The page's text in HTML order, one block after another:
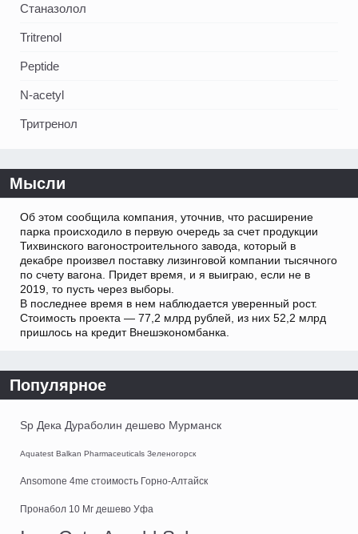
Станазолол
Tritrenol
Peptide
N-acetyl
Тритренол
Мысли
Об этом сообщила компания, уточнив, что расширение
парка происходило в первую очередь за счет продукции
Тихвинского вагоностроительного завода, который в
декабре произвел поставку лизинговой компании тысячного
по счету вагона. Придет время, и я выиграю, если не в
2019, то пусть через выборы.
В последнее время в нем наблюдается уверенный рост.
Стоимость проекта — 77,2 млрд рублей, из них 52,2 млрд
пришлось на кредит Внешэкономбанка.
Популярное
Sp Дека Дураболин дешево Мурманск
Aquatest Balkan Pharmaceuticals Зеленогорск
Ansomone 4me стоимость Горно-Алтайск
Пронабол 10 Мг дешево Уфа